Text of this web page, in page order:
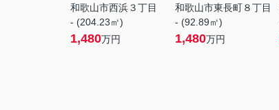
和歌山市西浜３丁目
- (204.23㎡)
1,480万円
和歌山市東長町８丁目
- (92.89㎡)
1,480万円